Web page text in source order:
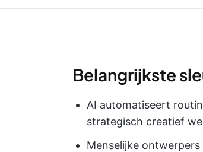
Belangrijkste
AI automatiseert
strategisch creatief
Menselijke